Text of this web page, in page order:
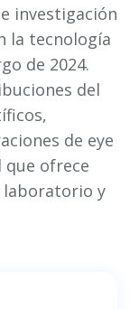
investigación
la tecnología
de 2024.
del
de eye
ofrece
laboratorio y